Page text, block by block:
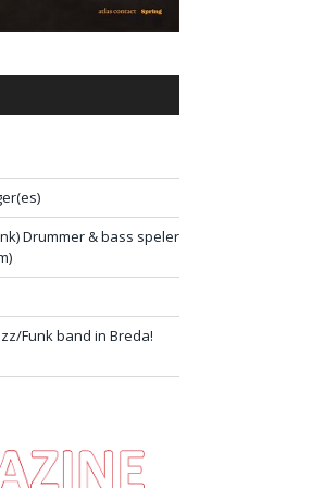
Drummer & bass speler
Funk band in Breda!